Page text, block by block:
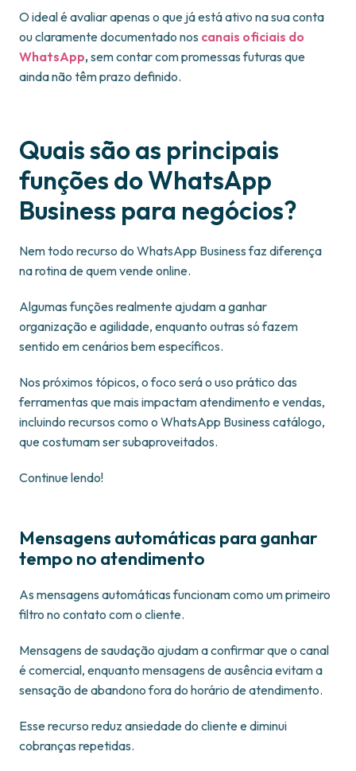
O ideal é avaliar apenas o que já está ativo na sua conta
ou claramente documentado nos canais oficiais do
WhatsApp, sem contar com promessas futuras que
ainda não têm prazo definido.
Quais são as principais
funções do WhatsApp
Business para negócios?
Nem todo recurso do WhatsApp Business faz diferença
na rotina de quem vende online.
Algumas funções realmente ajudam a ganhar
organização e agilidade, enquanto outras só fazem
sentido em cenários bem específicos.
Nos próximos tópicos, o foco será o uso prático das
ferramentas que mais impactam atendimento e vendas,
incluindo recursos como o WhatsApp Business catálogo,
que costumam ser subaproveitados.
Continue lendo!
Mensagens automáticas para ganhar
tempo no atendimento
As mensagens automáticas funcionam como um primeiro
filtro no contato com o cliente.
Mensagens de saudação ajudam a confirmar que o canal
é comercial, enquanto mensagens de ausência evitam a
sensação de abandono fora do horário de atendimento.
Esse recurso reduz ansiedade do cliente e diminui
cobranças repetidas.